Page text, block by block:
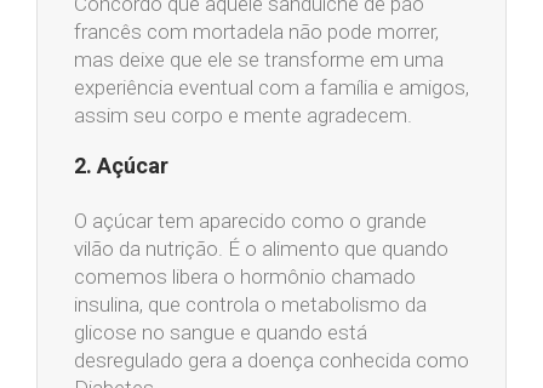
francês com mortadela não pode morrer,
mas deixe que ele se transforme em uma
experiência eventual com a família e amigos,
assim seu corpo e mente agradecem.
2. Açúcar
O açúcar tem aparecido como o grande
vilão da nutrição. É o alimento que quando
comemos libera o hormônio chamado
insulina, que controla o metabolismo da
glicose no sangue e quando está
desregulado gera a doença conhecida como